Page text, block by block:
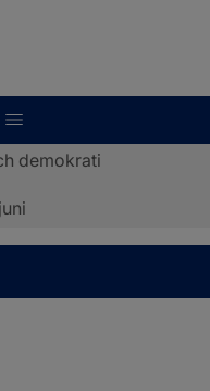
demokrati